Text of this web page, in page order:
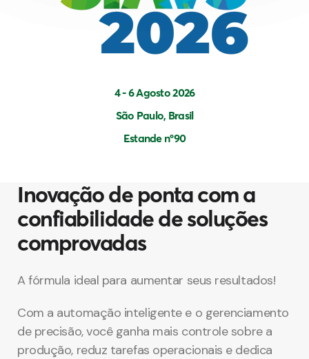
4 - 6 Agosto 2026
São Paulo, Brasil
Estande nº90
Inovação de ponta com a
confiabilidade de soluções
comprovadas
A fórmula ideal para aumentar seus resultados!
Com a automação inteligente e o gerenciamento
de precisão, você ganha mais controle sobre a
produção, reduz tarefas operacionais e dedica